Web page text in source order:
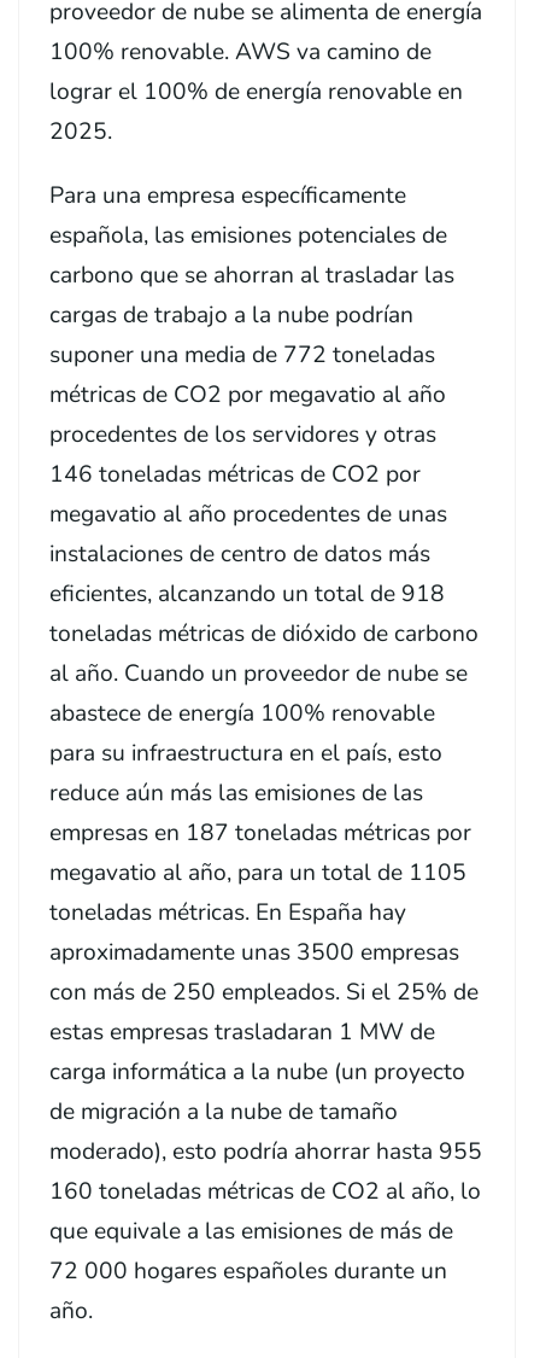
proveedor de nube se alimenta de energía
100% renovable. AWS va camino de
lograr el 100% de energía renovable en
2025.
Para una empresa específicamente
española, las emisiones potenciales de
carbono que se ahorran al trasladar las
cargas de trabajo a la nube podrían
suponer una media de 772 toneladas
métricas de CO2 por megavatio al año
procedentes de los servidores y otras
146 toneladas métricas de CO2 por
megavatio al año procedentes de unas
instalaciones de centro de datos más
eficientes, alcanzando un total de 918
toneladas métricas de dióxido de carbono
al año. Cuando un proveedor de nube se
abastece de energía 100% renovable
para su infraestructura en el país, esto
reduce aún más las emisiones de las
empresas en 187 toneladas métricas por
megavatio al año, para un total de 1105
toneladas métricas. En España hay
aproximadamente unas 3500 empresas
con más de 250 empleados. Si el 25% de
estas empresas trasladaran 1 MW de
carga informática a la nube (un proyecto
de migración a la nube de tamaño
moderado), esto podría ahorrar hasta 955
160 toneladas métricas de CO2 al año, lo
que equivale a las emisiones de más de
72 000 hogares españoles durante un
año.